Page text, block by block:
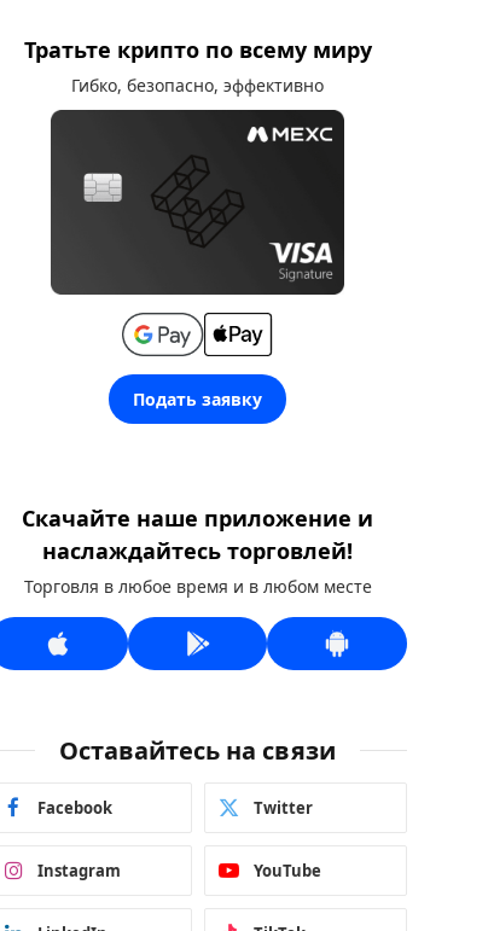
Тратьте крипто по всему миру
Гибко, безопасно, эффективно
Подать заявку
Скачайте наше приложение и
наслаждайтесь торговлей!
Торговля в любое время и в любом месте
Оставайтесь на связи
Facebook Twitter
Instagram YouTube